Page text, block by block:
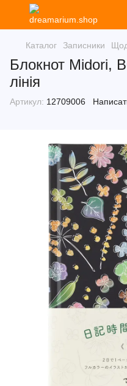
Каталог Записники
Блокнот Midori,
лінія
Артикул: 12709006